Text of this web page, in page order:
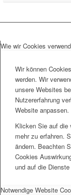
Wie wir Cookies
Wir können
werden. Wir
unsere Websites
Nutzererfahrung
Website anpassen.
Klicken Sie auf die
mehr zu erfahren.
ändern. Beachten
Cookies
und auf die
Notwendige Website